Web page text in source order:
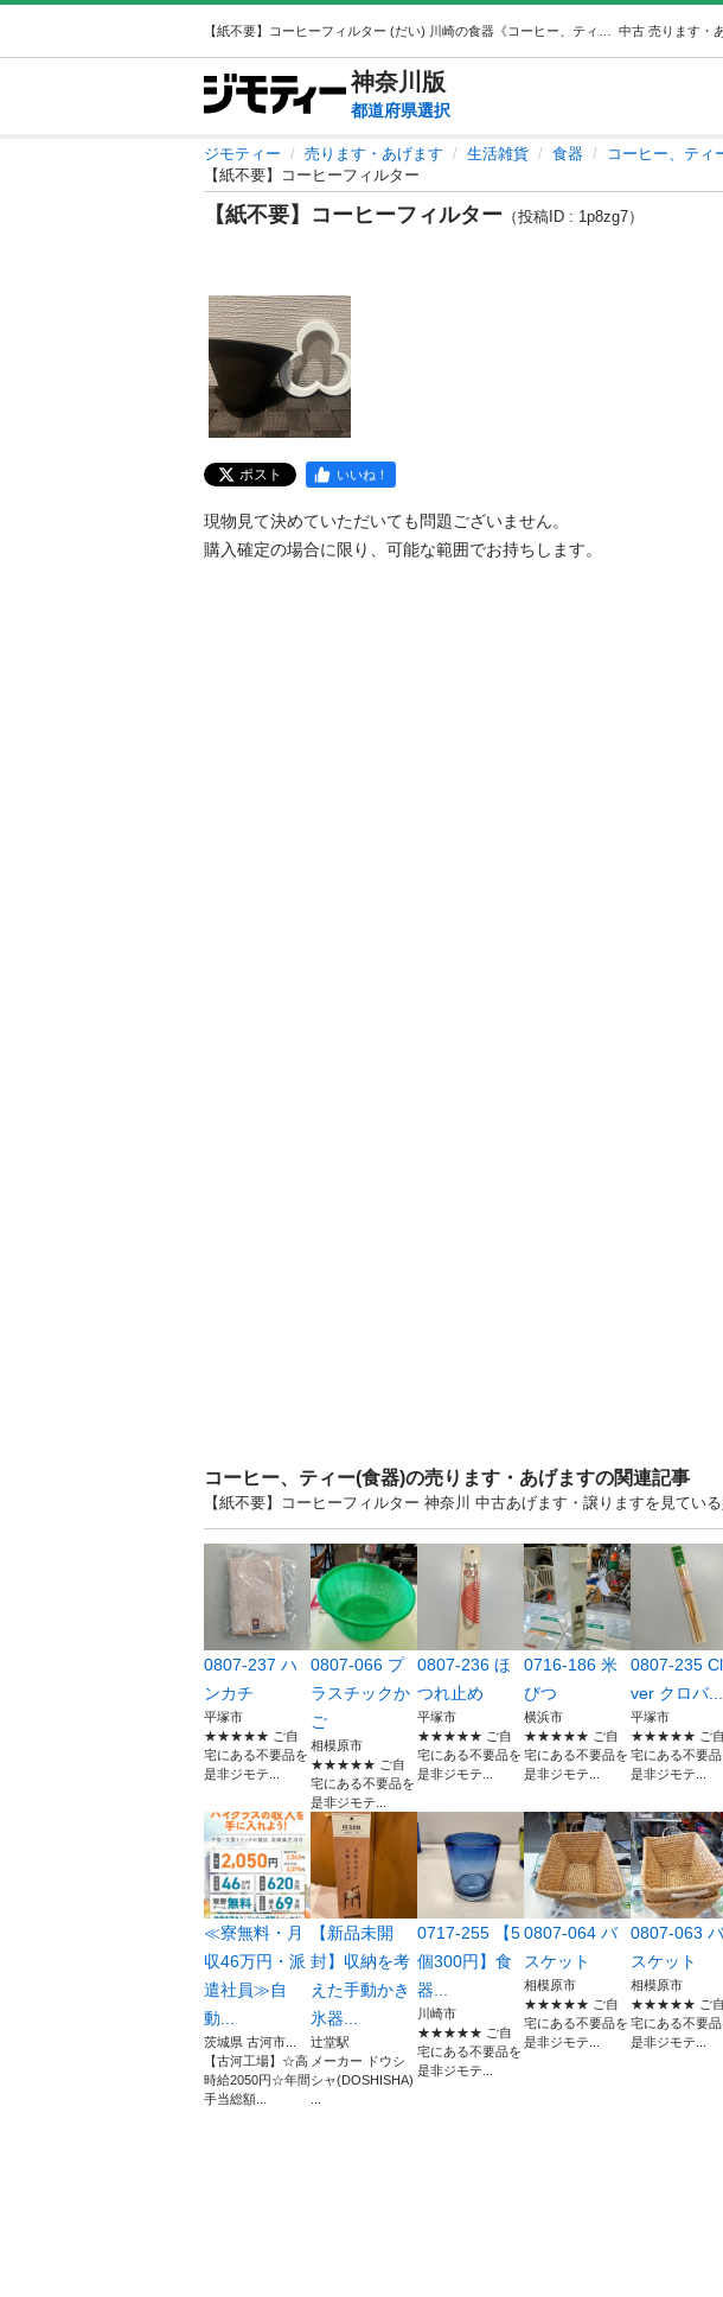
中古 売ります・
神奈川 版
都道府県選択
ジモティー 売ります・あげます 生活雑貨 食器 コーヒー、ティ
【紙不要】コーヒーフィルター
【紙不要】コーヒーフィルター （投稿ID : 1p8zg7）
ポスト いいね！
現物見て決めていただいても問題ございません。
購入確定の場合に限り、可能な範囲でお持ちします。
コーヒー、ティー(食器)の売ります・あげますの関連記事
【紙不要】コーヒーフィルター 神奈川 中古あげます・譲りますを見てい
0807-237 ハ
ンカチ
平塚市
★★★★★ ご自
宅にある不要品を
是非ジモテ...
0807-066 プ
ラスチックか
ご
相模原市
★★★★★ ご自
宅にある不要品を
是非ジモテ...
0807-236 ほ
つれ止め
平塚市
★★★★★ ご自
宅にある不要品を
是非ジモテ...
0716-186 米
びつ
横浜市
★★★★★ ご自
宅にある不要品を
是非ジモテ...
0807-235
ver クロバ...
平塚市
★★★★★ ご自
宅にある不要品
是非ジモテ...
≪寮無料・月
収46万円・派
遣社員≫自
動...
茨城県 古河市...
【古河工場】☆高
時給2050円☆年間
手当総額...
【新品未開
封】収納を考
えた手動かき
氷器...
辻堂駅
メーカー ドウシ
シャ(DOSHISHA)
0717-255 【5
個300円】食
器...
川崎市
★★★★★ ご自
宅にある不要品を
是非ジモテ...
0807-064 バ
スケット
相模原市
★★★★★ ご自
宅にある不要品を
是非ジモテ...
0807-063 バ
スケット
相模原市
★★★★★ ご自
宅にある不要品
是非ジモテ...